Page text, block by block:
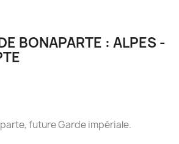
BONAPARTE : ALPES -
future Garde impériale.